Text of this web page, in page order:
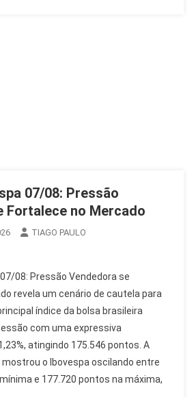
07/08: Pressão
Fortalece no Mercado
TIAGO PAULO
Ibovespa
08:
No
08: Pressão Vendedora se
revela um cenário de cautela para
índice da bolsa brasileira
com uma expressiva
atingindo 175.546 pontos. A
o Ibovespa oscilando entre
e 177.720 pontos na máxima,